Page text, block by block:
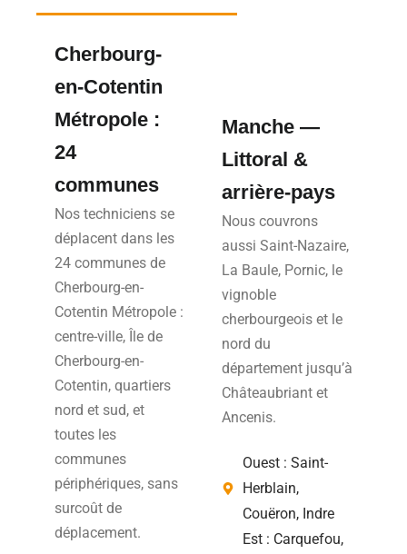
Cherbourg-
en-Cotentin
Métropole :
24
communes
Nos techniciens se
déplacent dans les
24 communes de
Cherbourg-en-
Cotentin Métropole :
centre-ville, Île de
Cherbourg-en-
Cotentin, quartiers
nord et sud, et
toutes les
communes
périphériques, sans
surcoût de
déplacement.
Manche —
Littoral &
arrière-pays
Nous couvrons
aussi Saint-Nazaire,
La Baule, Pornic, le
vignoble
cherbourgeois et le
nord du
département jusqu’à
Châteaubriant et
Ancenis.
Ouest : Saint-
Herblain,
Couëron, Indre
Est : Carquefou,